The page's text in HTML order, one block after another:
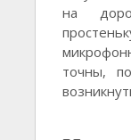
на
точны,